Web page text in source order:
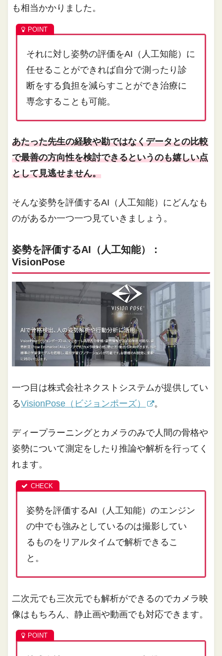
も相当かかりました。
それに対し姿勢の評価をAI（人工知能）に
任せることができれば自分で測ったり診
断をする負担を減らすことができ治療に
専念することも可能。
あたった先生の経験や勘ではなくデータとの比較
で最善の方向性を検討できるというのも嬉しい点
として見逃せません。
そんな姿勢を評価するAI（人工知能）にどんなも
のがあるか一つ一つ見ていきましょう。
姿勢を評価するAI（人工知能）：
VisionPose
一つ目は株式会社ネクストシステムが提供してい
るVisionPose（ビジョンポーズ） 。
ディープラーニングとカメラのみで人間の骨格や
姿勢について測定をしたり推論や解析を行ってく
れます。
姿勢を評価するAI（人工知能）のエンジン
の中でも強みとしているのは撮影してい
るものをリアルタイムで解析できるこ
と。
二次元でも三次元でも解析ができるのでカメラ映
像はもちろん、静止画や動画でも対応できます。